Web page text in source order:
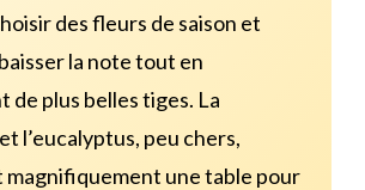
des fleurs de saison et
la note tout en
de plus belles tiges. La
l’eucalyptus, peu chers,
magnifiquement une table pour